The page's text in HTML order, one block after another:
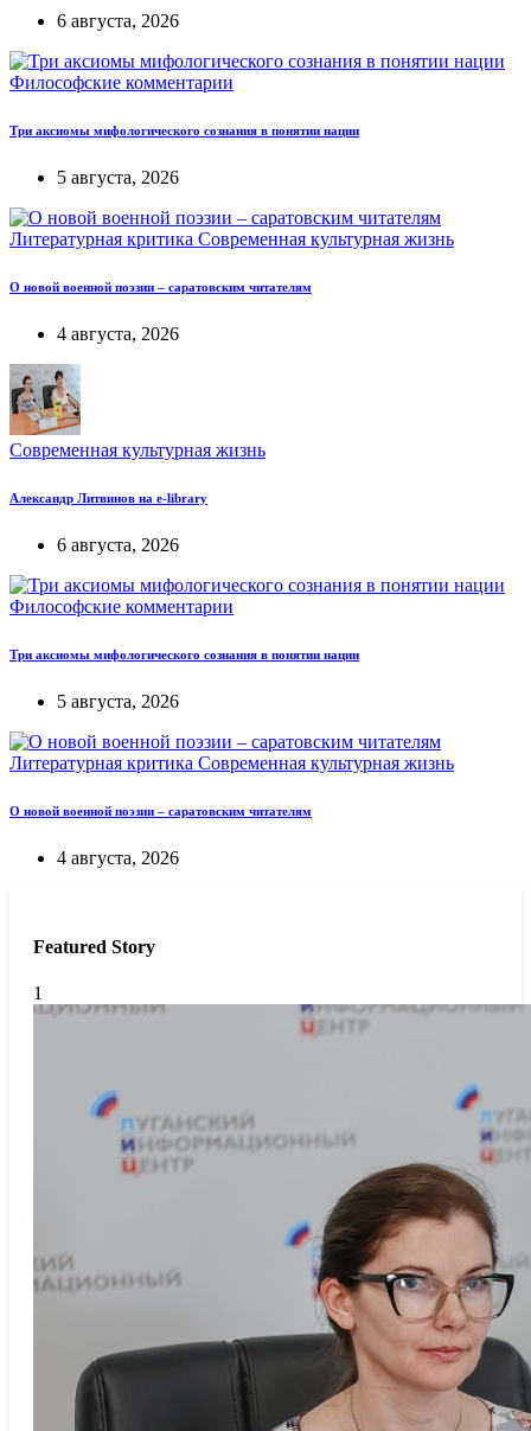
6 августа, 2026
Философские комментарии
Три аксиомы мифологического сознания в понятии нации
5 августа, 2026
Литературная критика Современная культурная жизнь
О новой военной поэзии – саратовским читателям
4 августа, 2026
Современная культурная жизнь
Александр Литвинов на e-library
6 августа, 2026
Философские комментарии
Три аксиомы мифологического сознания в понятии нации
5 августа, 2026
Литературная критика Современная культурная жизнь
О новой военной поэзии – саратовским читателям
4 августа, 2026
Featured Story
1